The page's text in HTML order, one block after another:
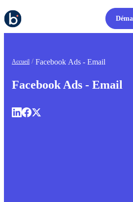
Accueil Facebook Ads - Email
Facebook Ads - Email